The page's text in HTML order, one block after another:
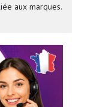
aux marques.